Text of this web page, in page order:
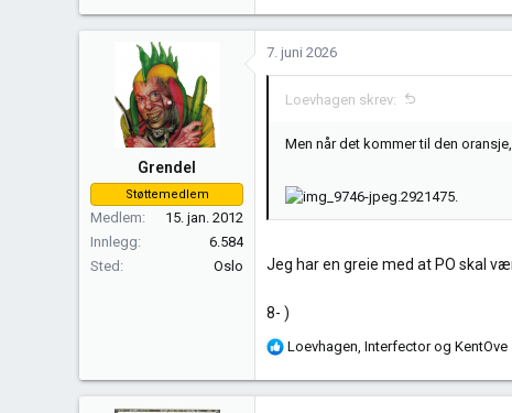
k
:
Grendel
Støttemedlem
Medlem
15. jan. 2012
Innlegg
6.584
Sted
Oslo
7. juni 2026
Loevhagen skrev:
Men når det kommer til den
Jeg har en greie med at PO skal
8- )
RLoevhagen Interfectorog KentOve